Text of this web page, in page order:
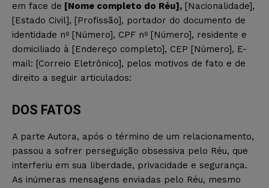
em face de [Nome completo do Réu], [Nacionalidade],
[Estado Civil], [Profissão], portador do documento de
identidade nº [Número], CPF nº [Número], residente e
domiciliado à [Endereço completo], CEP [Número], E-
mail: [Correio Eletrônico], pelos motivos de fato e de
direito a seguir articulados:
DOS FATOS
A parte Autora, após o término de um relacionamento,
passou a sofrer perseguição obsessiva pelo Réu, que
interferiu em sua liberdade, privacidade e segurança.
As inúmeras mensagens enviadas pelo Réu, mesmo